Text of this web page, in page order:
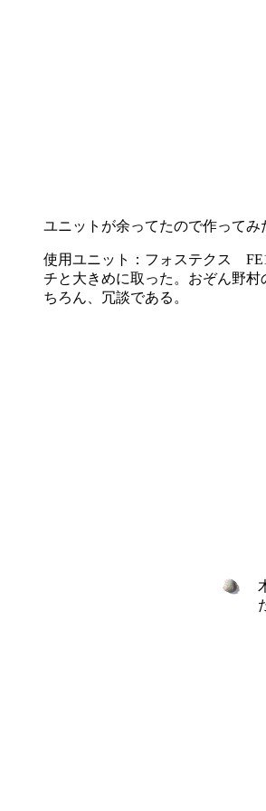
ユニットが余ってたので作ってみ
使用ユニット：フォステクス
チと大きめに取った。おぞん野
ちろん、冗談である。